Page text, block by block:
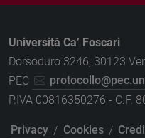
Università Ca’ Foscari
Dorsoduro 3246, 30123
PEC
P.IVA 00816350276 - C.F.
Privacy / Cookies /